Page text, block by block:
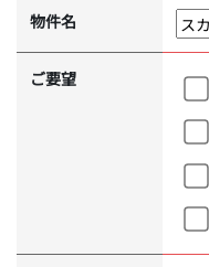
物件名
ご要望